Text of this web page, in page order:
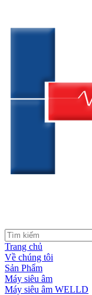
Trang chủ
Về chúng tôi
Sản Phẩm
Máy siêu âm
Máy siêu âm WELLD